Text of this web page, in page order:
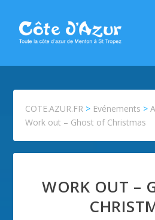
COTE.AZUR.FR > Evénements >
Work out – Ghost of Christmas
WORK OUT –